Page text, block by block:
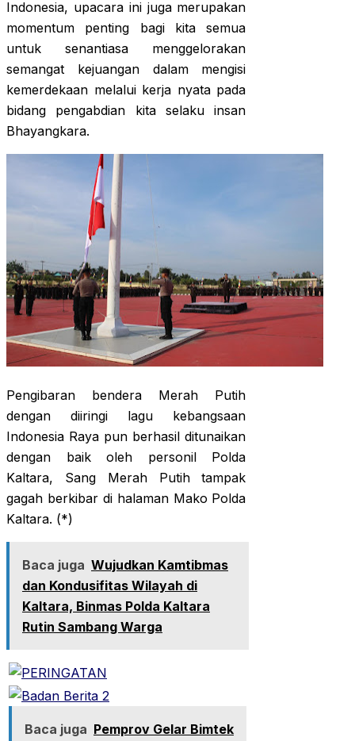
Indonesia, upacara ini juga merupakan
momentum penting bagi kita semua
untuk senantiasa menggelorakan
semangat kejuangan dalam mengisi
kemerdekaan melalui kerja nyata pada
bidang pengabdian kita selaku insan
Bhayangkara.
Pengibaran bendera Merah Putih
dengan diiringi lagu kebangsaan
Indonesia Raya pun berhasil ditunaikan
dengan baik oleh personil Polda
Kaltara, Sang Merah Putih tampak
gagah berkibar di halaman Mako Polda
Kaltara. (*)
Baca juga Wujudkan Kamtibmas
dan Kondusifitas Wilayah di
Kaltara, Binmas Polda Kaltara
Rutin Sambang Warga
Baca juga Pemprov Gelar Bimtek